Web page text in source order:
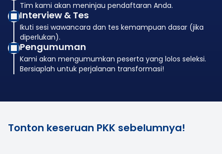
Tim kami akan meninjau pendaftaran Anda.
Interview & Tes
Ikuti sesi wawancara dan tes kemampuan dasar (jika
diperlukan).
Pengumuman
Kami akan mengumumkan peserta yang lolos seleksi.
Bersiaplah untuk perjalanan transformasi!
Tonton keseruan PKK sebelumnya!
Dengar langsung kisah inspiratif dari peserta PKK
batch sebelumnya!